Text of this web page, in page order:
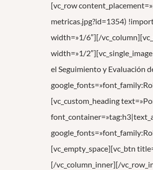
[vc_row
metricas.jpg?id=1354)
width=»1/6″][/
width=»1/
el Seguimiento y Evaluación
[vc_custom_heading
[vc_empty_space][vc_btn
[/vc_column_inner][/